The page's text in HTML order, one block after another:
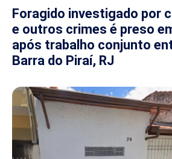
Foragido investigado por
e outros crimes é preso
após trabalho conjunto
Barra do Piraí, RJ